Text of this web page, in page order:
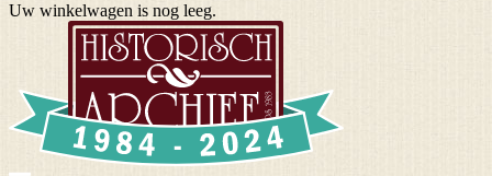
Uw winkelwagen is nog leeg.